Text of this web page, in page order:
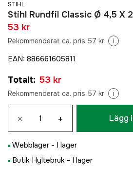
STIHL
Stihl Rundfil Classic Ø 4,5 X
53 kr
Rekommenderat ca. pris 57 kr i
EAN: 886661605811
Totalt: 53 kr
Rekommenderat ca. pris 57 kr i
× + Lägg
Webblager - I lager
Butik Hyltebruk - I lager